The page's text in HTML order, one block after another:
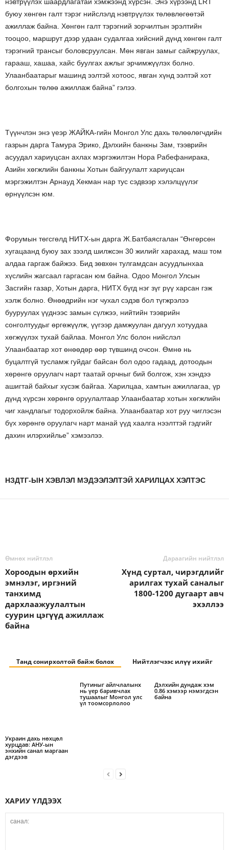
буюу хөнгөн галт тэрэг нийслэлд нэвтрүүлэх төлөвлөгөөтэй
ажиллаж байна. Хөнгөн галт тэрэгний зорчилтын эрэлтийн
тооцоо, маршрут дээр удаан судалгаа хийсний дүнд хөнгөн галт
тэрэгний трансыг боловсруулсан. Мөн явган замыг сайжруулах,
гарааш, хашаа, хайс буулгах ажлыг эрчимжүүлэх болно.
Улаанбаатарыг машинд ээлтэй хотоос, явган хүнд ээлтэй хот
болгохын төлөө ажиллаж байна” гэлээ.
Түүнчлэн энэ үеэр ЖАЙКА-гийн Монгол Улс дахь төлөөлөгчдийн
газрын дарга Тамура Эрико, Дэлхийн банкны Зам, тээврийн
асуудал хариуцсан ахлах мэргэжилтэн Нора Рабефанирака,
Азийн хөгжлийн банкны Хотын байгуулалт хариуцсан
мэргэжилтэн Арнауд Хекман нар тус сэдвээр хэлэлцүүлэг
өрнүүлсэн юм.
Форумын төгсгөлд НИТХ-ын дарга Ж.Батбаясгалан “Өнгөрсөн
хугацаанд буюу зах зээлд шилжсэн 30 жилийг харахад, маш том
алдаа гаргаж байжээ. Бид зөвхөн тулгамдсан асуудлынхаа
хүслийн жагсаал гаргасан юм байна. Одоо Монгол Улсын
Засгийн газар, Хотын дарга, НИТХ бүгд нэг зүг рүү харсан гэж
хэлж болно. Өнөөдрийн нэг чухал сэдэв бол түгжрэлээ
бууруулах үүднээс замын сүлжээ, нийтийн тээврийн
сонголтуудыг өргөжүүлж, үүгээр дамжуулан дагуул хотуудаа
хөгжүүлэх тухай байлаа. Монгол Улс болон нийслэл
Улаанбаатар хот өнөөдөр өөр түвшинд очсон. Өмнө нь
буцалтгүй тусламж гуйдаг байсан бол одоо гадаад, дотоодын
хөрөнгө оруулагч нарт таатай орчныг бий болгож, хэн хэндээ
ашигтай байхыг хүсэж байгаа. Харилцаа, хамтын ажиллагаа, үр
дүнд хүрсэн хөрөнгө оруулалтаар Улаанбаатар хотын хөгжлийн
чиг хандлагыг тодорхойлж байна. Улаанбаатар хот руу чиглэсэн
бүх хөрөнгө оруулагч нарт манай үүд хаалга нээлттэй гэдгийг
дахин илэрхийлье” хэмээлээ.
НЗДТГ-ЫН ХЭВЛЭЛ МЭДЭЭЛЭЛТЭЙ ХАРИЛЦАХ ХЭЛТЭС
Өмнөх нийтлэл
Хороодын өрхийн
эмнэлэг, иргэний
танхимд
дархлаажуулалтын
суурин цэгүүд ажиллаж
байна
Дараагийн нийтлэл
Хүнд суртал, чирэгдлийг
арилгах тухай саналыг
1800-1200 дугаарт авч
эхэллээ
Танд сонирхолтой байж болох Нийтлэгчээс илүү ихийг
Украин дахь нөхцөл
хурцдав: АНУ-ын
энхийн санал маргаан
дэгдээв
Путиныг айлчлалынх
нь үер баривчлах
тушаалыг Монгол улс
үл тоомсорлолоо
Дэлхийн дундаж хэм
0.86 хэмээр нэмэгдсэн
байна
ХАРИУ ҮЛДЭЭХ